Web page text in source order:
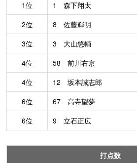
1位
1 森下翔太
2位
8 佐藤輝明
3位
3 大山悠輔
4位
58 前川右京
4位
12 坂本誠志郎
6位
67 高寺望夢
6位
9 立石正広
打点数